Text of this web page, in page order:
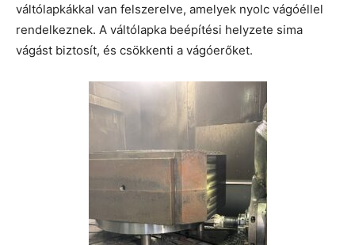
váltólapkákkal van felszerelve, amelyek nyolc vágóéllel
rendelkeznek. A váltólapka beépítési helyzete sima
vágást biztosít, és csökkenti a vágóerőket.